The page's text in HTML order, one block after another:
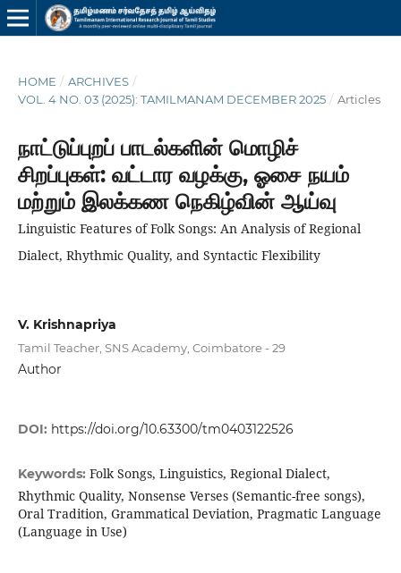
HOME / ARCHIVES /
VOL. 4 NO. 03 (2025): TAMILMANAM DECEMBER 2025 / Articles
நாட்டுப்புறப் பாடல்களின் மொழிச்
சிறப்புகள்: வட்டார வழக்கு, ஓசை நயம்
மற்றும் இலக்கண நெகிழ்வின் ஆய்வு
Linguistic Features of Folk Songs: An Analysis of Regional
Dialect, Rhythmic Quality, and Syntactic Flexibility
V. Krishnapriya
Tamil Teacher, SNS Academy, Coimbatore - 29
Author
DOI: https://doi.org/10.63300/tm0403122526
Keywords: Folk Songs, Linguistics, Regional Dialect,
Rhythmic Quality, Nonsense Verses (Semantic-free songs),
Oral Tradition, Grammatical Deviation, Pragmatic Language
(Language in Use)